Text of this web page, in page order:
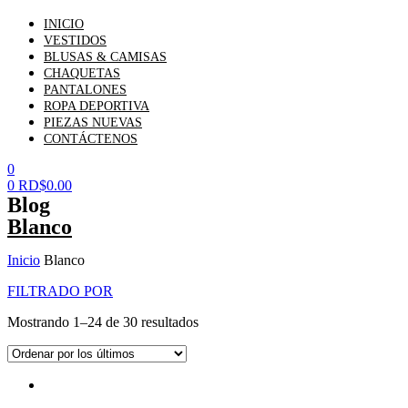
INICIO
VESTIDOS
BLUSAS & CAMISAS
CHAQUETAS
PANTALONES
ROPA DEPORTIVA
PIEZAS NUEVAS
CONTÁCTENOS
0
0 RD$0.00
Blog
Blanco
Inicio Blanco
FILTRADO POR
Mostrando 1–24 de 30 resultados